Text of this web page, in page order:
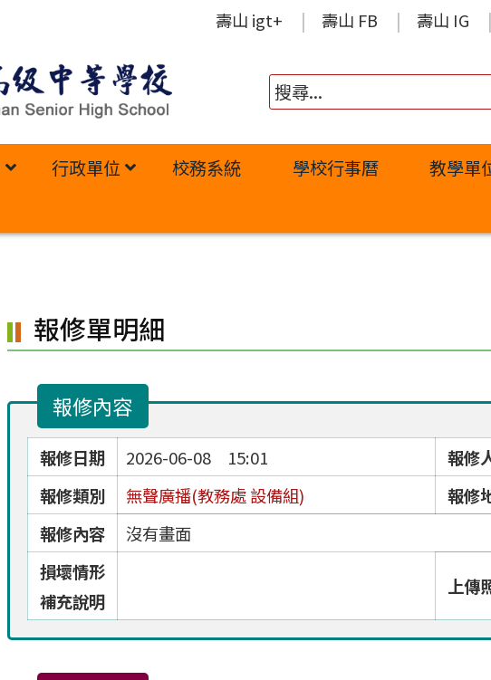
壽山 igt+ 壽山 FB 壽山 IG
行政單位 校務系統 學校行事曆
教學單
報修單明細
報修內容
報修日期 2026-06-08 15:01
報修
報修類別
無聲廣播(教務處 設備組)
報修
報修內容
沒有畫面
損壞情形
補充說明
上傳